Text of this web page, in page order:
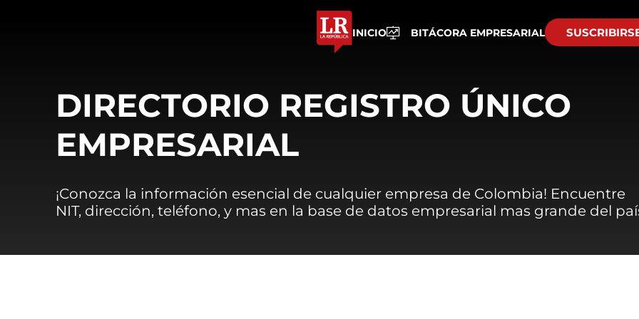
INICIO BITÁCORA EMPRESARIAL
DIRECTORIO REGISTRO ÚNICO
EMPRESARIAL
¡Conozca la información esencial de cualquier empresa de Colombia! Encuentre
NIT, dirección, teléfono, y mas en la base de datos empresarial mas grande del